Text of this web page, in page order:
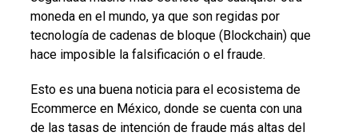
moneda en el mundo, ya que son regidas por
tecnología de cadenas de bloque (Blockchain) que
hace imposible la falsificación o el fraude.
Esto es una buena noticia para el ecosistema de
Ecommerce en México, donde se cuenta con una
de las tasas de intención de fraude más altas del